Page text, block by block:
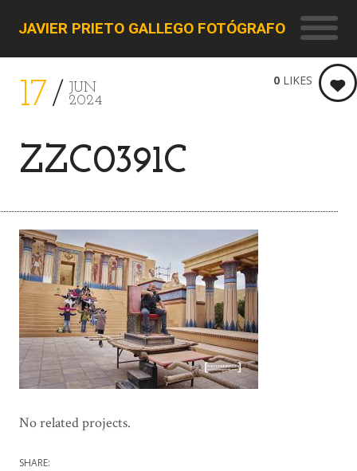
JAVIER PRIETO GALLEGO FOTÓGRAFO
17
JUN
2024
ZZC0391C
0 LIKES
No related projects.
SHARE: